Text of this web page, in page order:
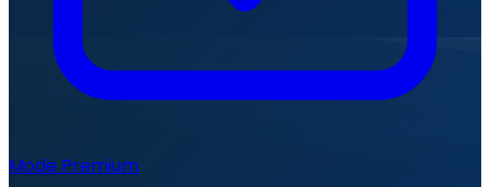
Mode Premium